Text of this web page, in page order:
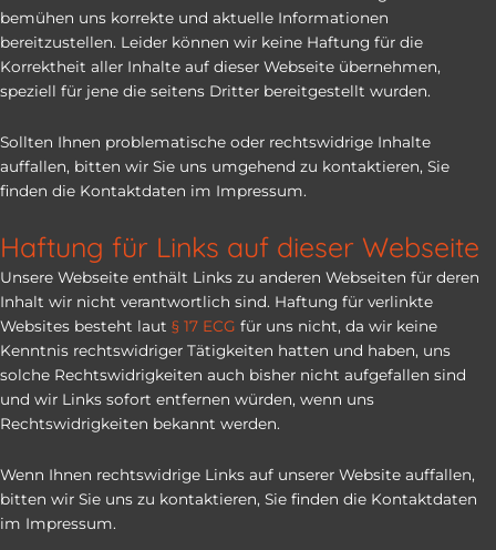
bemühen uns korrekte und aktuelle Informationen
bereitzustellen. Leider können wir keine Haftung für die
Korrektheit aller Inhalte auf dieser Webseite übernehmen,
speziell für jene die seitens Dritter bereitgestellt wurden.
Sollten Ihnen problematische oder rechtswidrige Inhalte
auffallen, bitten wir Sie uns umgehend zu kontaktieren, Sie
finden die Kontaktdaten im Impressum.
Haftung für Links auf dieser Webseite
Unsere Webseite enthält Links zu anderen Webseiten für deren
Inhalt wir nicht verantwortlich sind. Haftung für verlinkte
Websites besteht laut § 17 ECG für uns nicht, da wir keine
Kenntnis rechtswidriger Tätigkeiten hatten und haben, uns
solche Rechtswidrigkeiten auch bisher nicht aufgefallen sind
und wir Links sofort entfernen würden, wenn uns
Rechtswidrigkeiten bekannt werden.
Wenn Ihnen rechtswidrige Links auf unserer Website auffallen,
bitten wir Sie uns zu kontaktieren, Sie finden die Kontaktdaten
im Impressum.